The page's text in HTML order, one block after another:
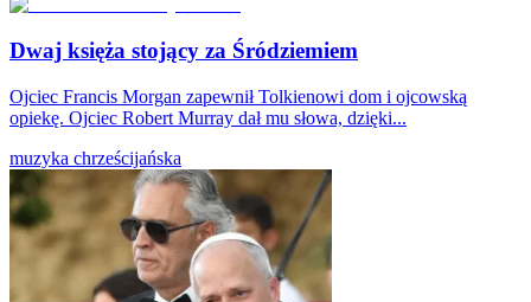
Dwaj księża stojący za Śródziemiem
Ojciec Francis Morgan zapewnił Tolkienowi dom i ojcowską
opiekę. Ojciec Robert Murray dał mu słowa, dzięki...
muzyka chrześcijańska